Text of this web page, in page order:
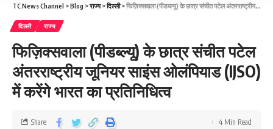
TC News Channel >Blog >राज्य>दिल्ली>फिज़िक्सवाला (पीडब्ल्यू) के छात्र संचीत पटेल अंतरराष्ट्रीय जूनियर साइंस ओलंपियाड (IJSO) में करेंगे भारत का प्रतिनिधित्व
दिल्ली राज्य
फिज़िक्सवाला (पीडब्ल्यू) के छात्र संचीत पटेल
अंतरराष्ट्रीय जूनियर साइंस ओलंपियाड (IJSO)
में करेंगे भारत का प्रतिनिधित्व
Share 4 Min Read